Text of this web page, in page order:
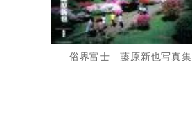
俗界富士 藤原新也写真集